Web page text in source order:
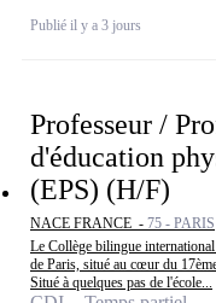
Publié il y a 3 jours
Professeur /
d'éducation
(EPS) (H/F)
NACE FRANCE - 75 - PARIS
Le Collège bilingue
de Paris, situé au cœur du
Situé à quelques pas de l'école...